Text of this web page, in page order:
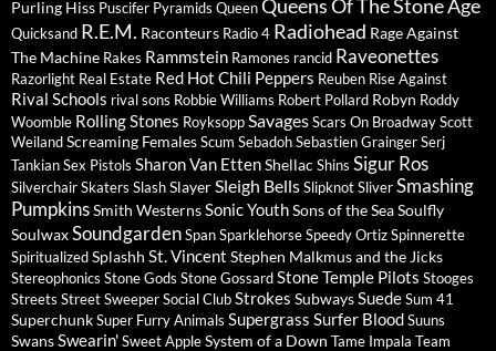
Purling Hiss Puscifer Pyramids QueenQueens Of The Stone Age
Quicksand R.E.M. Raconteurs Radio 4 Radiohead Rage Against
The Machine Rakes Rammstein Ramones rancid Raveonettes
Razorlight Real Estate Red Hot Chili Peppers Reuben Rise Against
Rival Schools rival sons Robbie Williams Robert Pollard Robyn Roddy
Woomble Rolling Stones RoyksoppSavagesScars On BroadwayScott
WeilandScreaming FemalesScum SebadohSebastien GraingerSerj
TankianSex Pistols Sharon Van EttenShellac Shins Sigur Ros
SilverchairSkaters SlashSlayerSleigh BellsSlipknotSliverSmashing
PumpkinsSmith WesternsSonic YouthSons of the SeaSoulfly
SoulwaxSoundgardenSpanSparklehorseSpeedy OrtizSpinnerette
SpiritualizedSplashh St. Vincent Stephen Malkmus and the Jicks
Stereophonics Stone Gods Stone GossardStone Temple Pilots Stooges
Streets Street Sweeper Social ClubStrokes SubwaysSuedeSum 41
SuperchunkSuper Furry Animals Supergrass Surfer BloodSuuns
SwansSwearin'Sweet AppleSystem of a Down Tame Impala Team